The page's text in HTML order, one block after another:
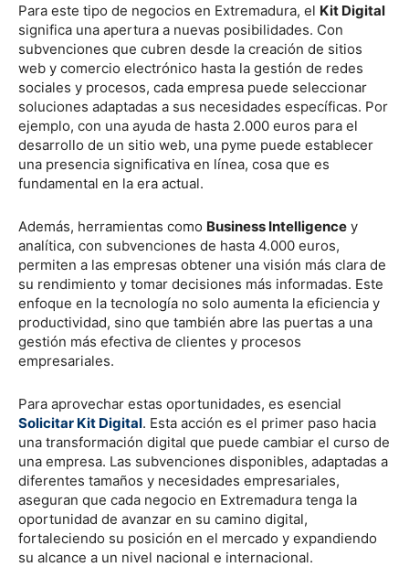
Para este tipo de negocios en Extremadura, el Kit Digital
significa una apertura a nuevas posibilidades. Con
subvenciones que cubren desde la creación de sitios
web y comercio electrónico hasta la gestión de redes
sociales y procesos, cada empresa puede seleccionar
soluciones adaptadas a sus necesidades específicas. Por
ejemplo, con una ayuda de hasta 2.000 euros para el
desarrollo de un sitio web, una pyme puede establecer
una presencia significativa en línea, cosa que es
fundamental en la era actual.
Además, herramientas como Business Intelligence y
analítica, con subvenciones de hasta 4.000 euros,
permiten a las empresas obtener una visión más clara de
su rendimiento y tomar decisiones más informadas. Este
enfoque en la tecnología no solo aumenta la eficiencia y
productividad, sino que también abre las puertas a una
gestión más efectiva de clientes y procesos
empresariales.
Para aprovechar estas oportunidades, es esencial
Solicitar Kit Digital. Esta acción es el primer paso hacia
una transformación digital que puede cambiar el curso de
una empresa. Las subvenciones disponibles, adaptadas a
diferentes tamaños y necesidades empresariales,
aseguran que cada negocio en Extremadura tenga la
oportunidad de avanzar en su camino digital,
fortaleciendo su posición en el mercado y expandiendo
su alcance a un nivel nacional e internacional.